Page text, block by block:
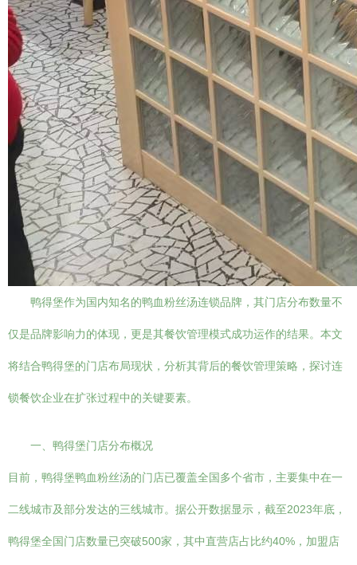
鸭得堡作为国内知名的鸭血粉丝汤连锁品牌，其门店分布数量不
仅是品牌影响力的体现，更是其餐饮管理模式成功运作的结果。本文
将结合鸭得堡的门店布局现状，分析其背后的餐饮管理策略，探讨连
锁餐饮企业在扩张过程中的关键要素。
一、鸭得堡门店分布概况
目前，鸭得堡鸭血粉丝汤的门店已覆盖全国多个省市，主要集中在一
二线城市及部分发达的三线城市。据公开数据显示，截至2023年底，
鸭得堡全国门店数量已突破500家，其中直营店占比约40%，加盟店